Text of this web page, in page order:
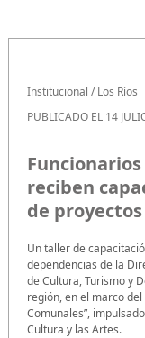
Institucional /Los Ríos
PUBLICADO EL 14
reciben
de
Un taller de
dependencias de la
de Cultura, Turismo y
región, en el marco
Comunales”,
Cultura y las Artes.